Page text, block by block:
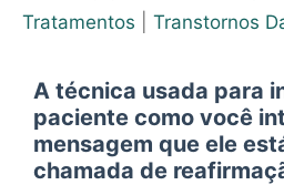
Saúde
Tratamentos
Transtornos
A técnica usada para
paciente como você
mensagem que ele
chamada de